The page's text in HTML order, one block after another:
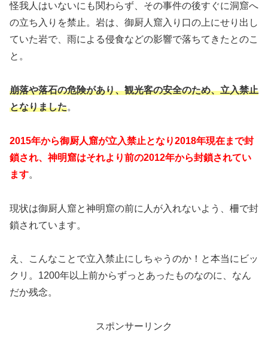
怪我人はいないにも関わらず、その事件の後すぐに洞窟へ
の立ち入りを禁止。岩は、御厨人窟入り口の上にせり出し
ていた岩で、雨による侵食などの影響で落ちてきたとのこ
と。
崩落や落石の危険があり、観光客の安全のため、立入禁止
となりました。
2015年から御厨人窟が立入禁止となり2018年現在まで封
鎖され、神明窟はそれより前の2012年から封鎖されてい
ます。
現状は御厨人窟と神明窟の前に人が入れないよう、柵で封
鎖されています。
え、こんなことで立入禁止にしちゃうのか！と本当にビッ
クリ。1200年以上前からずっとあったものなのに、なん
だか残念。
スポンサーリンク